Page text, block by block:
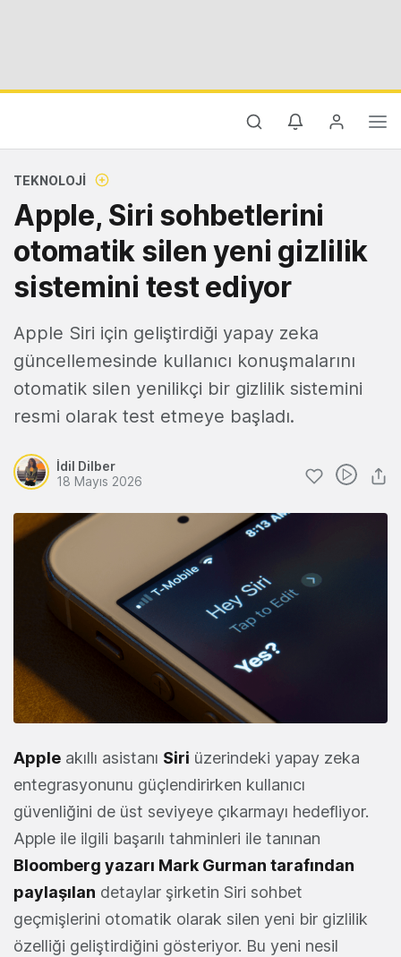
TEKNOLOJI
Apple, Siri sohbetlerini
otomatik silen yeni gizlilik
sistemini test ediyor
Apple Siri için geliştirdiği yapay zeka
güncellemesinde kullanıcı konuşmalarını
otomatik silen yenilikçi bir gizlilik sistemini
resmi olarak test etmeye başladı.
İdil Dilber
18 Mayıs 2026
Apple akıllı asistanı Siri üzerindeki yapay zeka
entegrasyonunu güçlendirirken kullanıcı
güvenliğini de üst seviyeye çıkarmayı hedefliyor.
Apple ile ilgili başarılı tahminleri ile tanınan
Bloomberg yazarı Mark Gurman tarafından
paylaşılan detaylar şirketin Siri sohbet
geçmişlerini otomatik olarak silen yeni bir gizlilik
özelliği geliştirdiğini gösteriyor. Bu yeni nesil